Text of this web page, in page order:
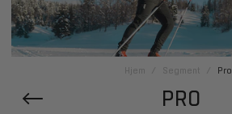
Hjem Segment Pro
PRO